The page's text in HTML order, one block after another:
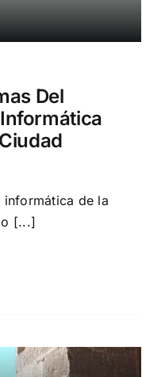
Del
informática de la
[...]